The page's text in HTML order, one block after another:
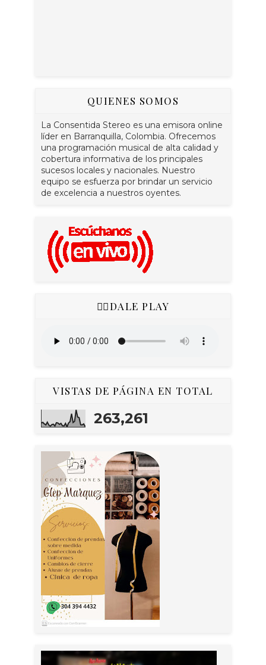
QUIENES SOMOS
La Consentida Stereo es una emisora online
líder en Barranquilla, Colombia. Ofrecemos
una programación musical de alta calidad y
cobertura informativa de los principales
sucesos locales y nacionales. Nuestro
equipo se esfuerza por brindar un servicio
de excelencia a nuestros oyentes.
👇🏻DALE PLAY
VISTAS DE PÁGINA EN TOTAL
263,261